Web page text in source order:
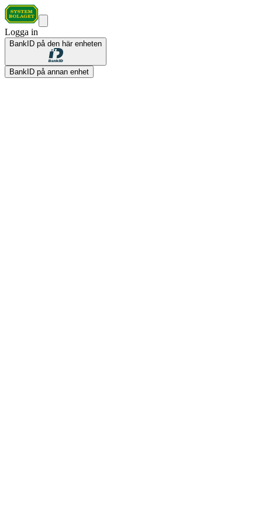
Logga in
BankID på den här enheten
BankID på annan enhet